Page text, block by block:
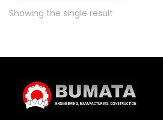
Showing the single result